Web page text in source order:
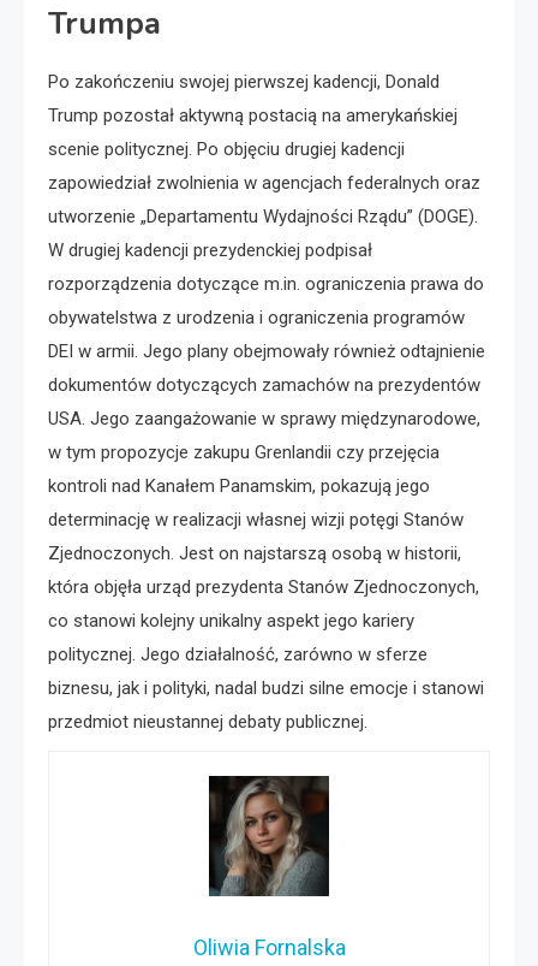
Trumpa
Po zakończeniu swojej pierwszej kadencji, Donald
Trump pozostał aktywną postacią na amerykańskiej
scenie politycznej. Po objęciu drugiej kadencji
zapowiedział zwolnienia w agencjach federalnych oraz
utworzenie „Departamentu Wydajności Rządu” (DOGE).
W drugiej kadencji prezydenckiej podpisał
rozporządzenia dotyczące m.in. ograniczenia prawa do
obywatelstwa z urodzenia i ograniczenia programów
DEI w armii. Jego plany obejmowały również odtajnienie
dokumentów dotyczących zamachów na prezydentów
USA. Jego zaangażowanie w sprawy międzynarodowe,
w tym propozycje zakupu Grenlandii czy przejęcia
kontroli nad Kanałem Panamskim, pokazują jego
determinację w realizacji własnej wizji potęgi Stanów
Zjednoczonych. Jest on najstarszą osobą w historii,
która objęła urząd prezydenta Stanów Zjednoczonych,
co stanowi kolejny unikalny aspekt jego kariery
politycznej. Jego działalność, zarówno w sferze
biznesu, jak i polityki, nadal budzi silne emocje i stanowi
przedmiot nieustannej debaty publicznej.
Oliwia Fornalska